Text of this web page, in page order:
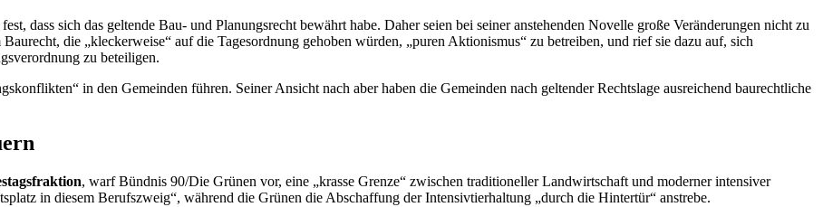
dass sich das geltende Bau- und Planungsrecht bewährt habe. Daher seien bei seiner anstehenden Novelle große Veränderungen nicht zu
die „kleckerweise“ auf die Tagesordnung gehoben würden, „puren Aktionismus“ zu betreiben, und rief sie dazu auf, sich
zu beteiligen.
in den Gemeinden führen. Seiner Ansicht nach aber haben die Gemeinden nach geltender Rechtslage ausreichend baurechtliche
, warf Bündnis 90/Die Grünen vor, eine „krasse Grenze“ zwischen traditioneller Landwirtschaft und moderner intensiver
in diesem Berufszweig“, während die Grünen die Abschaffung der Intensivtierhaltung „durch die Hintertür“ anstrebe.